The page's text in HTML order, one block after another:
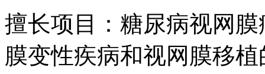
擅长项目： 糖尿病视网
膜变性疾病和视网膜移